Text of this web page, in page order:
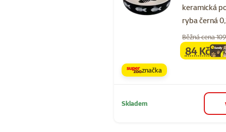
keramická
ryba černá
Běžná cena
family
84 Kč
značka
Skladem